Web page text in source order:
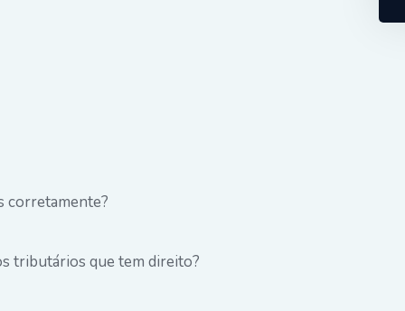
corretamente?
tributários que tem direito?